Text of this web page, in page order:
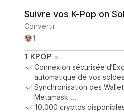
Suivre vos K-Pop on
Convertir
1 KPOP =
Connexion sécurisée
automatique de vos soldes
Synchronisation des
Metamask ...
10,000 cryptos disponibles